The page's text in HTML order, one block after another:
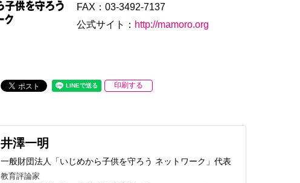
FAX：03-3492-7137
公式サイト： http://mamoro.org
印刷する
井澤一明
一般財団法人「いじめから子供を守ろう ネットワーク」代表
教育評論家